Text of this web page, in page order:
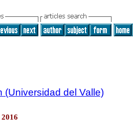
(Universidad del Valle)